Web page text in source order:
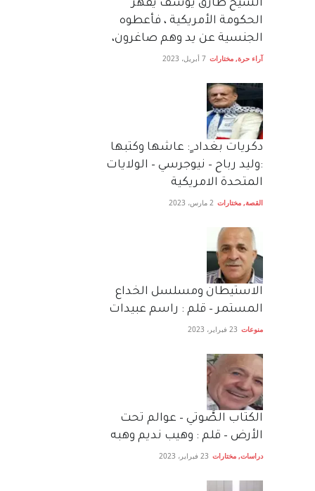
الشيخ طارق يوسف يقهر
الحكومة الأمريكية ، فأعطوه
الجنسية عن يد وهم صاغرون،
آراء حرة, مختارات 7 أبريل، 2023
دكريات بغداد ٍ: عاشها وكتبها
:وليد رباح – نيوجرسي – الولايات
المتحدة الامريكية
القصة, مختارات 2 مارس، 2023
الاستيطان ومسلسل الخداع
المستمر – قلم : راسم عبيدات
منوعات 23 فبراير، 2023
الكتاب الصَّوتي – عوالم تحت
الأرض – قلم : وهيب نديم وهبه
دراسات, مختارات 23 فبراير، 2023